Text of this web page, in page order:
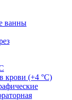
ванны
крови (+4 °С)